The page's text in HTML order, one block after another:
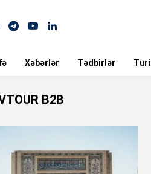
Xəbərlər Tədbirlər
B2B